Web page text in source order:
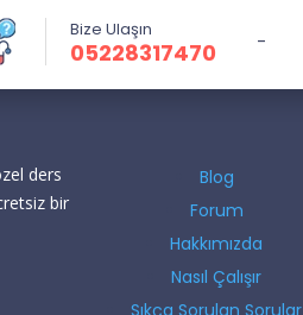
Bize Ulaşın
05228317470 -
ders
bir
Blog
Forum
Hakkımızda
Nasıl Çalışır
Sıkça Sorulan Sorular